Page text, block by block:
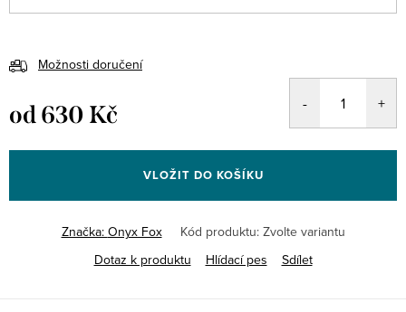
Možnosti doručení
od630 Kč
cena:
VLOŽIT DO KOŠÍKU
Značka: Onyx Fox Kód produktu: Zvolte variantu
Dotaz k produktu
Hlídací pes Sdílet